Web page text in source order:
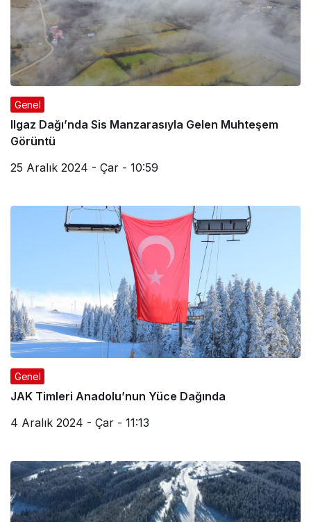
Genel
Ilgaz Dağı’nda Sis Manzarasıyla Gelen Muhteşem
Görüntü
25 Aralık 2024 - Çar - 10:59
Genel
JAK Timleri Anadolu’nun Yüce Dağında
4 Aralık 2024 - Çar - 11:13